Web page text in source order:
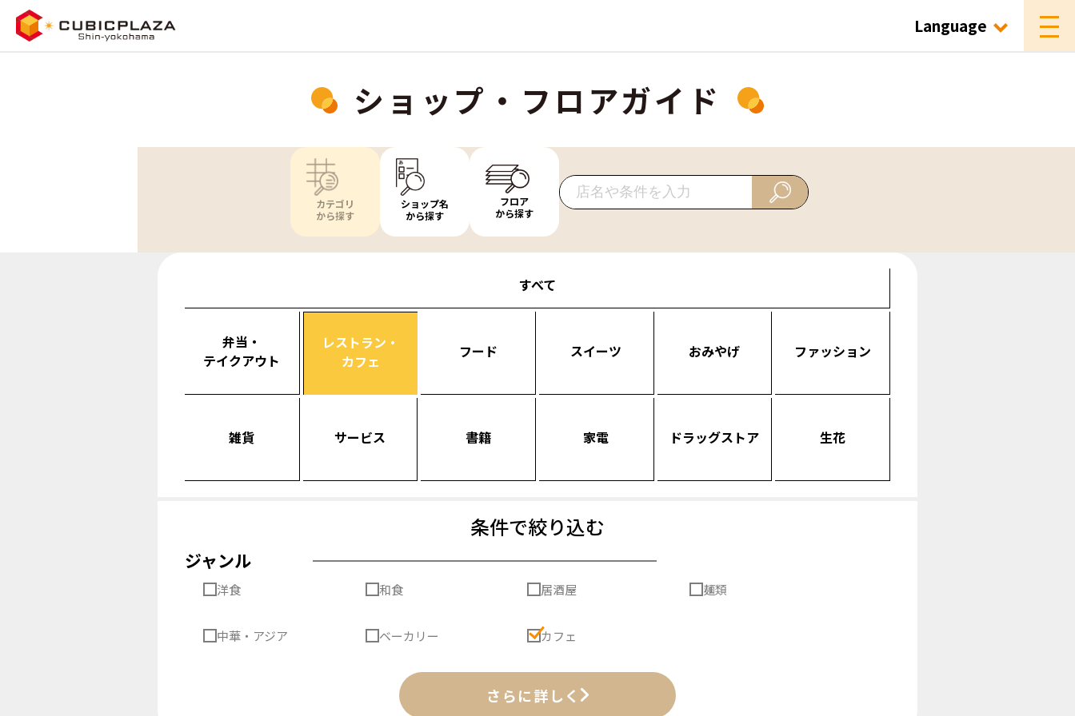
Language
ショップ・フロアガイド
カテゴリ
から探す
ショップ名
から探す
フロア
から探す
すべて
弁当・
テイクアウト
レストラン・
カフェ
フード スイーツ おみやげ ファッション
雑貨 サービス 書籍 家電 ドラッグストア 生花
条件で絞り込む
ジャンル
洋食 和食 居酒屋 麺類
中華・アジア ベーカリー カフェ
さらに詳しく